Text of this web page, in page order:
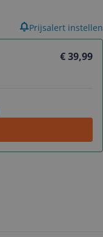
€ 39,99
Prijsalert instellen